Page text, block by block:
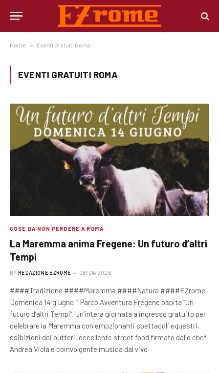
Home » Eventi Gratuiti Roma
EVENTI GRATUITI ROMA
COSE DA NON PERDERE A ROMA
La Maremma anima Fregene: Un futuro d’altri
Tempi
BY REDAZIONE EZROME 08/06/2026
####Tradizione ####Maremma ####Natura ####EZrome
Domenica 14 giugno il Parco Avventura Fregene ospita “Un
futuro d’altri Tempi”. Un’intera giornata a ingresso gratuito per
celebrare la Maremma con emozionanti spettacoli equestri,
esibizioni dei butteri, eccellente street food firmato dallo chef
Andrea Viola e coinvolgente musica dal vivo